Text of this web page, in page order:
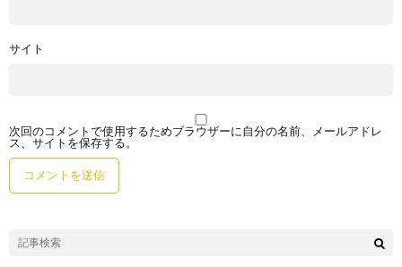
サイト
次回のコメントで使用するためブラウザーに自分の名前、メールアドレ
ス、サイトを保存する。